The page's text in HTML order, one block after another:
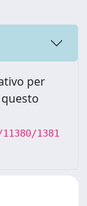
per
1381